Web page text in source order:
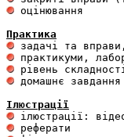
оцінювання
Практика
домашнє завдання
Ілюстрації